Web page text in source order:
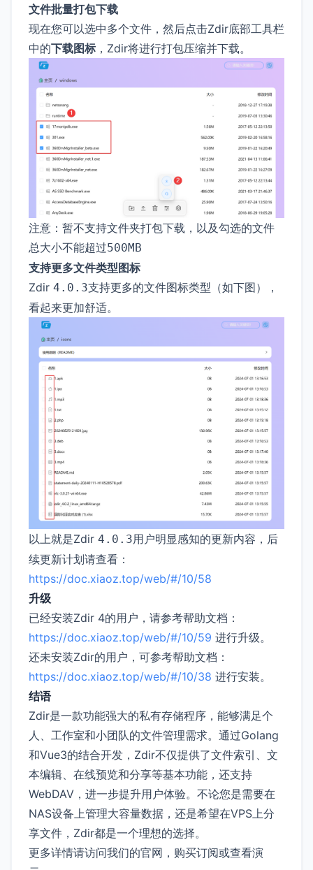
文件批量打包下载
现在您可以选中多个文件，然后点击Zdir底部工具栏
中的下载图标，Zdir将进行打包压缩并下载。
注意：暂不支持文件夹打包下载，以及勾选的文件
总大小不能超过500MB
支持更多文件类型图标
Zdir 4.0.3支持更多的文件图标类型（如下图），
看起来更加舒适。
以上就是Zdir 4.0.3用户明显感知的更新内容，后
续更新计划请查看：
https://doc.xiaoz.top/web/#/10/58
升级
已经安装Zdir 4的用户，请参考帮助文档：
https://doc.xiaoz.top/web/#/10/59 进行升级。
还未安装Zdir的用户，可参考帮助文档：
https://doc.xiaoz.top/web/#/10/38 进行安装。
结语
Zdir是一款功能强大的私有存储程序，能够满足个
人、工作室和小团队的文件管理需求。通过Golang
和Vue3的结合开发，Zdir不仅提供了文件索引、文
本编辑、在线预览和分享等基本功能，还支持
WebDAV，进一步提升用户体验。不论您是需要在
NAS设备上管理大容量数据，还是希望在VPS上分
享文件，Zdir都是一个理想的选择。
更多详情请访问我们的官网，购买订阅或查看演